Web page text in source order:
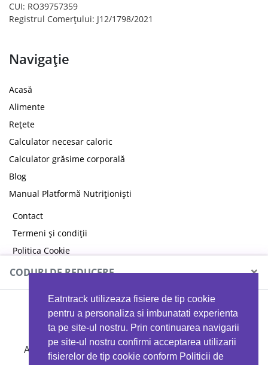
Eatntrack utilizeaza fisiere de tip cookie
pentru a personaliza si imbunatati experienta
ta pe site-ul nostru. Prin continuarea navigarii
pe site-ul nostru confirmi acceptarea utilizarii
fisierelor de tip cookie conform Politicii de
CUI: RO39757359
Registrul Comerțului: J12/1798/2021
Navigație
Acasă
Alimente
Rețete
Calculator necesar caloric
Calculator grăsime corporală
Blog
Manual Platformă Nutriționiști
Contact
Termeni și condiții
Politica Cookie
Politica de confidențialitate
CODURI DE REDUCERE ×
MYPROTEIN
Ai 40%reducere la orice comandă folosind codul